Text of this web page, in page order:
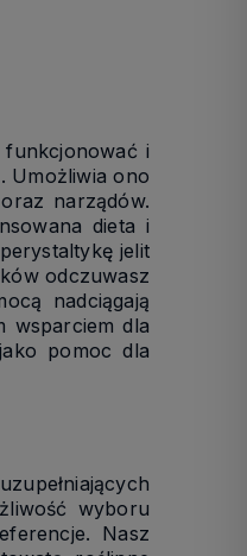
i
Umożliwia ono
narządów.
dieta i
jelit
odczuwasz
nadciągają
wsparciem dla
pomoc dla
wyboru
Nasz